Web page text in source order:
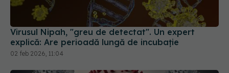
Virusul Nipah, "greu de detectat". Un expert
explică: Are perioadă lungă de incubație
02 feb 2026, 11:04